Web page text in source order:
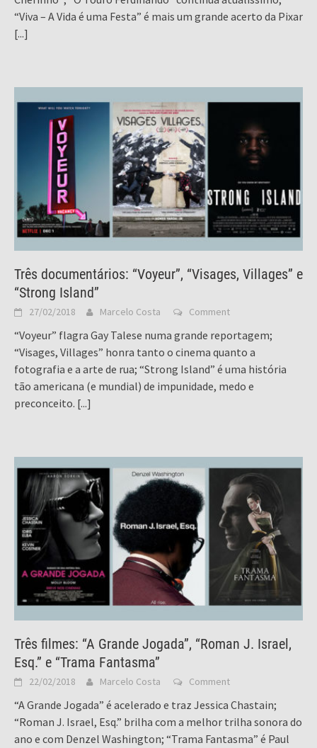
“Viva – A Vida é uma Festa” é mais um grande acerto da Pixar
[...]
Três documentários: “Voyeur”, “Visages, Villages” e
“Strong Island”
27/02/2018 Marcelo Costa Comment
“Voyeur” flagra Gay Talese numa grande reportagem;
“Visages, Villages” honra tanto o cinema quanto a
fotografia e a arte de rua; “Strong Island” é uma história
tão americana (e mundial) de impunidade, medo e
preconceito. [...]
Três filmes: “A Grande Jogada”, “Roman J. Israel,
Esq.” e “Trama Fantasma”
22/02/2018 Marcelo Costa Comment
“A Grande Jogada” é acelerado e traz Jessica Chastain;
“Roman J. Israel, Esq.” brilha com a melhor trilha sonora do
ano e com Denzel Washington; “Trama Fantasma” é Paul